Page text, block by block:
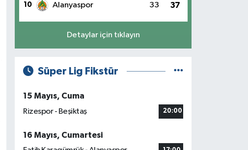
10 Alanyaspor 33 37
Detaylar için tıklayın
Süper Lig Fikstür
15 Mayıs, Cuma
Rizespor - Beşiktaş
20:00
16 Mayıs, Cumartesi